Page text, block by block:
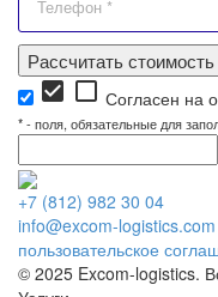
Рассчитать стоимость
check_box check_box_outline_blank Согласен на
*- поля, обязательные для
+7 (812) 982 30 04
info@excom-logistics.com
пользовательское
© 2025 Excom-logistics.